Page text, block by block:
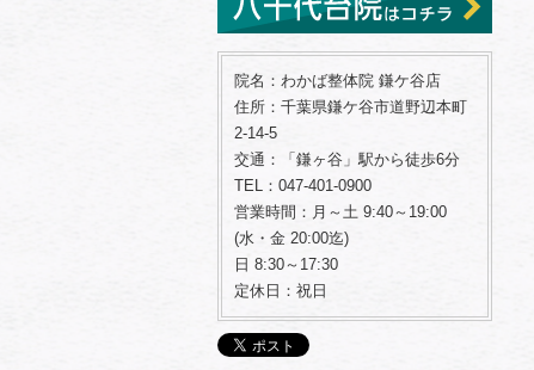
院名：わかば整体院 鎌ケ谷店
住所：千葉県鎌ケ谷市道野辺本町
2-14-5
交通：「鎌ヶ谷」駅から徒歩6分
TEL：047-401-0900
営業時間：月～土 9:40～19:00
(水・金 20:00迄)
日 8:30～17:30
定休日：祝日